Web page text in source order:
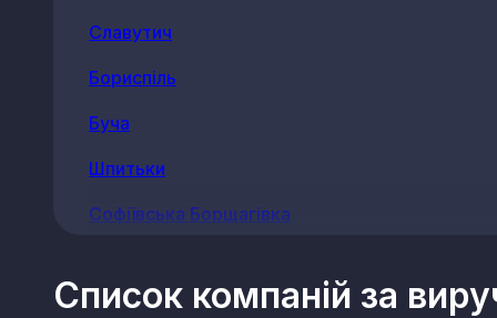
Славутич
Бориспіль
Буча
Шпитьки
Софіївська Борщагівка
Крюківщина
Список компаній за